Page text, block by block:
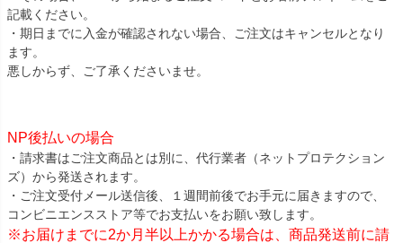
記載ください。
・期日までに入金が確認されない場合、ご注文はキャンセルとなり
ます。
悪しからず、ご了承くださいませ。
NP後払いの場合
・請求書はご注文商品とは別に、代行業者（ネットプロテクション
ズ）から発送されます。
・ご注文受付メール送信後、１週間前後でお手元に届きますので、
コンビニエンスストア等でお支払いをお願い致します。
※お届けまでに2か月半以上かかる場合は、商品発送前に請